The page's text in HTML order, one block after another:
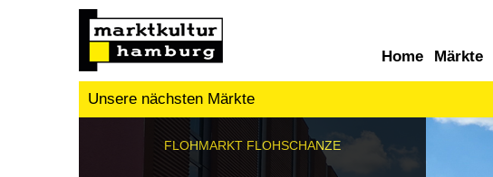
Home Märkte
Unsere nächsten Märkte
FLOHMARKT FLOHSCHANZE